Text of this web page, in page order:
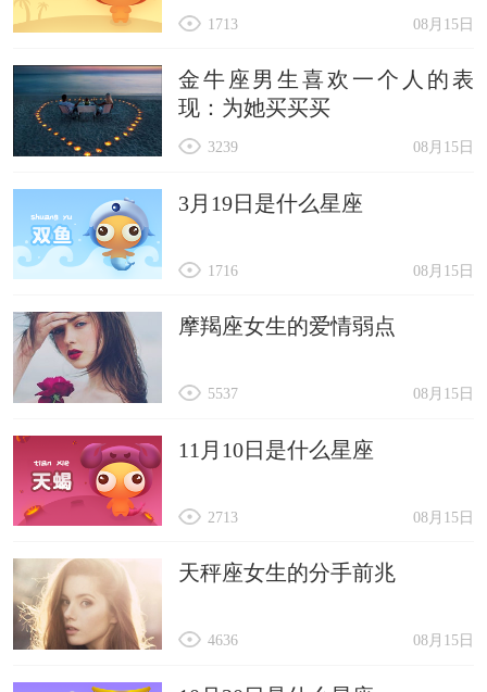
08月15日
1713
金牛座男生喜欢一个人的表
现：为她买买买
08月15日
3239
3月19日是什么星座
08月15日
1716
摩羯座女生的爱情弱点
08月15日
5537
11月10日是什么星座
08月15日
2713
天秤座女生的分手前兆
08月15日
4636